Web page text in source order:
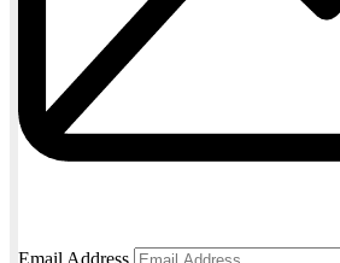
Email Address